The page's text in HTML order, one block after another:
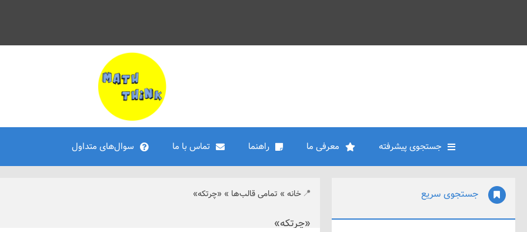
جستجوی پیشرفته معرفی ما راهنما تماس با ما سوال‌های متداول
جستجوی سریع خانه» تمامی قالب‌ها » «چرتکه»
«چرتکه»